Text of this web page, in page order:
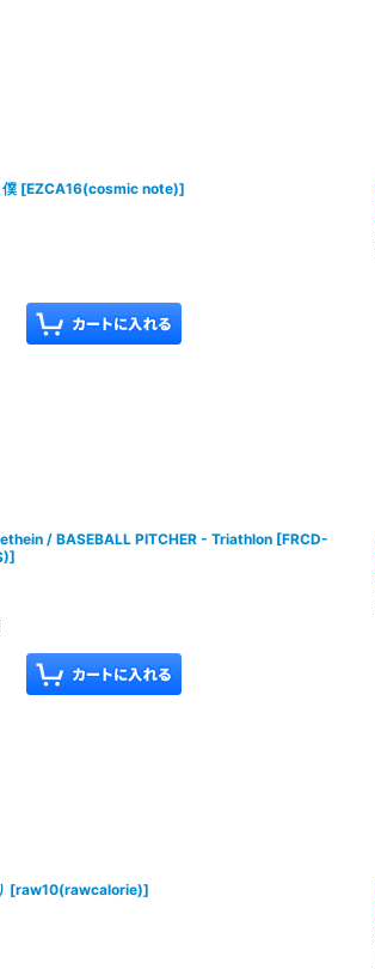
[EZCA16(cosmic note)]
/ BASEBALL PITCHER - Triathlon [FRCD-
]
[raw10(rawcalorie)]